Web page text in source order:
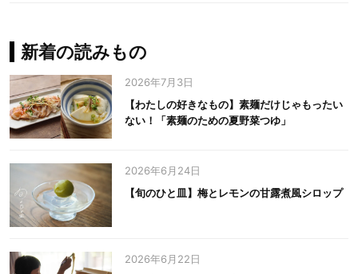
新着の読みもの
2026年7月3日
【わたしの好きなもの】素麺だけじゃもったい
ない！「素麺のための夏野菜つゆ」
2026年6月24日
【旬のひと皿】梅とレモンの甘露煮風シロップ
2026年6月22日